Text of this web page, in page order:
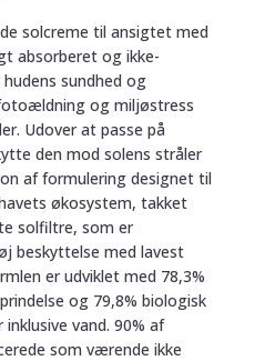
solcreme til ansigtet med
absorberet og ikke-
sundhed og
og miljøstress
Udover at passe på
den mod solens stråler
af formulering designet til
økosystem, takket
solfiltre, som er
beskyttelse med lavest
er udviklet med 78,3%
og 79,8% biologisk
vand. 90% af
som værende ikke